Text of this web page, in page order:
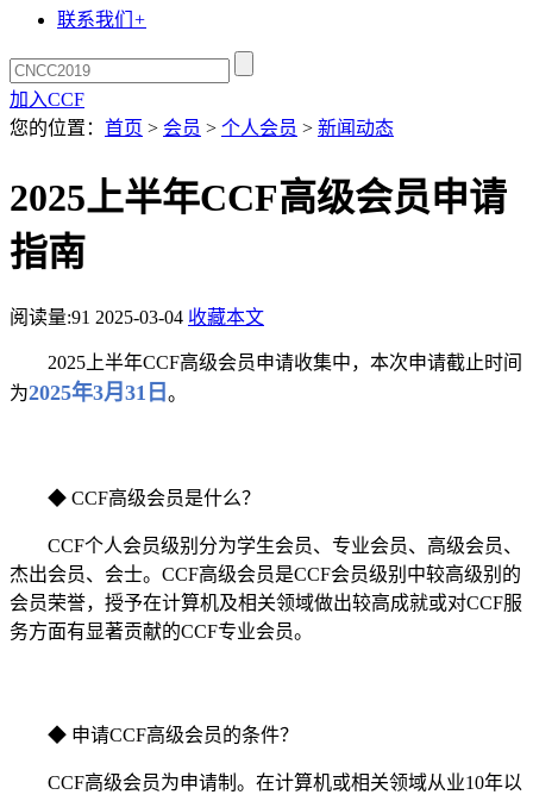
联系我们 +
加入CCF
您的位置： 首页 > 会员 > 个人会员 > 新闻动态
2025上半年CCF高级会员申请
指南
阅读量:91 2025-03-04 收藏本文
2025上半年CCF高级会员申请收集中，本次申请截止时间
为2025年3月31日 。
◆ CCF高级会员是什么？
CCF个人会员级别分为学生会员、专业会员、高级会员、
杰出会员、会士。CCF高级会员是CCF会员级别中较高级别的
会员荣誉，授予在计算机及相关领域做出较高成就或对CCF服
务方面有显著贡献的CCF专业会员。
◆ 申请CCF高级会员的条件？
CCF高级会员为申请制。在计算机或相关领域从业10年以